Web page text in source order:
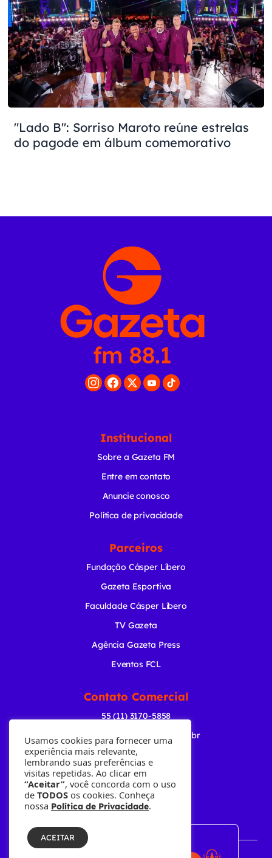
"Lado B": Sorriso Maroto reúne estrelas
do pagode em álbum comemorativo
Institucional
Sobre a Gazeta FM
Entre em contato
Anuncie conosco
Política de privacidade
Parceiros
Fundação Cásper Líbero
Gazeta Esportiva
Faculdade Cásper Líbero
TV Gazeta
Agência Gazeta Press
Eventos FCL
Contato Comercial
55 (11) 3170-5858
comercial@radiogazeta.com.br
Baixe nosso APP
Usamos cookies para fornecer uma
experiência mais relevante,
lembrando suas preferências e
visitas repetidas. Ao clicar em
“Aceitar”, você concorda com o uso
de TODOS os cookies. Conheça
nossa Política de Privacidade.
ACEITAR